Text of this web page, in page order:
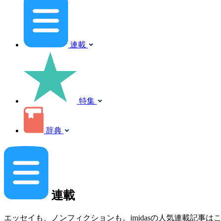
連載
特集
辞典
連載
エッセイも、ノンフィクションも。imidasの人気連載記事はこ